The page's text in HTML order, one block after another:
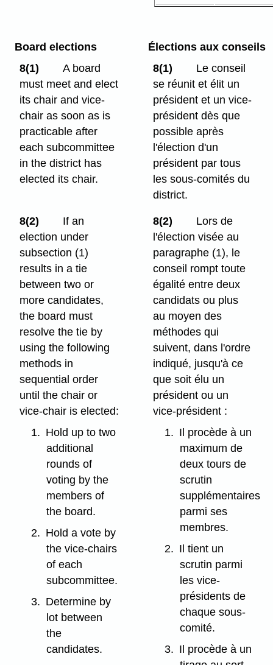
Board elections
8(1)
A board
must meet and elect
its chair and vice-
chair as soon as is
practicable after
each subcommittee
in the district has
elected its chair.
Élections aux conseils
8(1)
Le conseil
se réunit et élit un
président et un vice-
président dès que
possible après
l'élection d'un
président par tous
les sous-comités du
district.
8(2)
If an
election under
subsection (1)
results in a tie
between two or
more candidates,
the board must
resolve the tie by
using the following
methods in
sequential order
until the chair or
vice-chair is elected:
1. Hold up to two
additional
rounds of
voting by the
members of
the board.
2. Hold a vote by
the vice-chairs
of each
subcommittee.
3. Determine by
lot between
the
candidates.
8(2)
Lors de
l'élection visée au
paragraphe (1), le
conseil rompt toute
égalité entre deux
candidats ou plus
au moyen des
méthodes qui
suivent, dans l'ordre
indiqué, jusqu'à ce
que soit élu un
président ou un
vice-président :
1. Il procède à un
maximum de
deux tours de
scrutin
supplémentaires
parmi ses
membres.
2. Il tient un
scrutin parmi
les vice-
présidents de
chaque sous-
comité.
3. Il procède à un